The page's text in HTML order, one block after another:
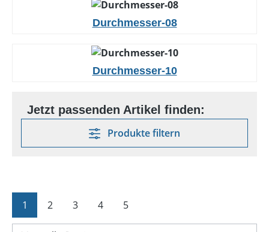
Durchmesser-08
Durchmesser-10
Produkte filtern
Seite
1 Seite
2 Seite
3 Seite
4 Seite
5